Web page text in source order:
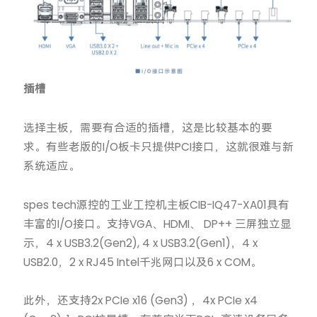
插槽
选择主板，需要有合适的插槽，这是比较基本的要
求。有些老版的I/O板卡只提供PCI接口，这就很难与新
系统适应。
spes tech源控的工业工控机主板CIB-IQ47-XA01具有
丰富的I/O接口。支持VGA、HDMI、 DP++ 三屏独立显
示，4 x USB3.2(Gen2), 4 x USB3.2(Gen1)，4 x
USB2.0，2 x RJ45 Intel千兆网口以及6 x COM。
此外，还支持2x PCIe x16 (Gen3) ，4x PCIe x4